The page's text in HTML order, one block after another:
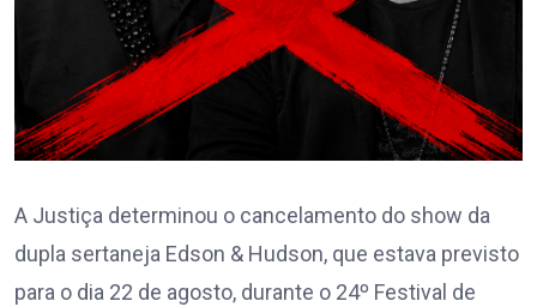
A Justiça determinou o cancelamento do show da
dupla sertaneja Edson & Hudson, que estava previsto
para o dia 22 de agosto, durante o 24º Festival de